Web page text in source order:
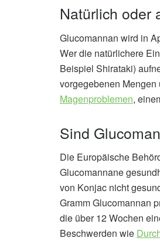
Natürlich oder
Glucomannan wird in
Wer die natürlichere
Beispiel Shirataki)
vorgegebenen Mengen
Magenproblemen,
Sind
Die Europäische
Glucomannane
von Konjac nicht
Gramm Glucomannan
die über 12 Wochen
Beschwerden wie